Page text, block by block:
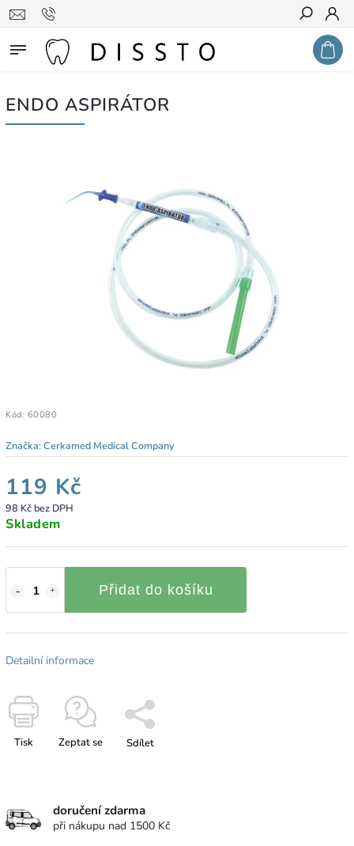
Hledat
ENDO ASPIRÁTOR
Kód: 60080
Značka:Cerkamed Medical Company
119 Kč
98 Kč bez DPH
Skladem
Přidat do košíku
Detailní informace
Tisk Zeptat se Sdílet
doručení zdarma
při nákupu nad 1500 Kč